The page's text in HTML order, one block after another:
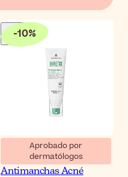
-10%
Aprobado por
dermatólogos
Biretix Tri-Active Spray
Antimanchas Acné